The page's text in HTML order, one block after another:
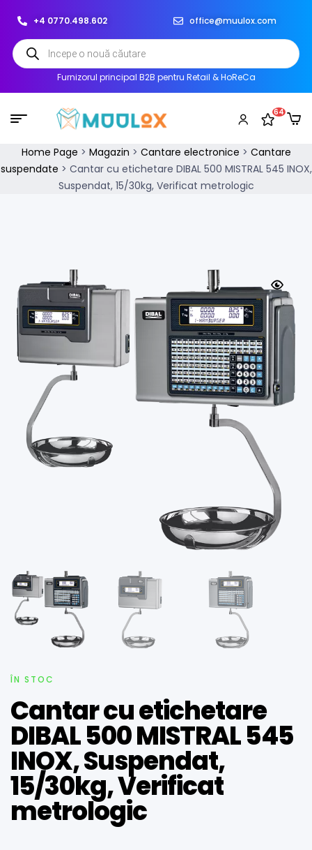
+4 0770.498.602 office@muulox.com
Furnizorul principal B2B pentru Retail & HoReCa
64
Home Page > Magazin > Cantare electronice > Cantare
suspendate > Cantar cu etichetare DIBAL 500 MISTRAL 545 INOX,
Suspendat, 15/30kg, Verificat metrologic
ÎN STOC
Cantar cu etichetare
DIBAL 500 MISTRAL 545
INOX, Suspendat,
15/30kg, Verificat
metrologic